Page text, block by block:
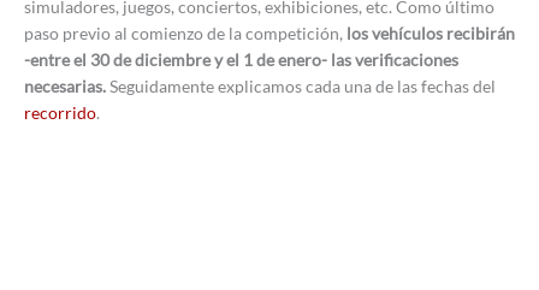
simuladores, juegos, conciertos, exhibiciones, etc. Como último
paso previo al comienzo de la competición, los vehículos recibirán
-entre el 30 de diciembre y el 1 de enero- las verificaciones
necesarias.Seguidamente explicamos cada una de las fechas del
recorrido.